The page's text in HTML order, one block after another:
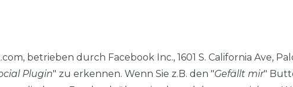
betrieben durch Facebook Inc., 1601 S. California Ave,
Plugin" zu erkennen. Wenn Sie z.B. den "Gefällt mir"